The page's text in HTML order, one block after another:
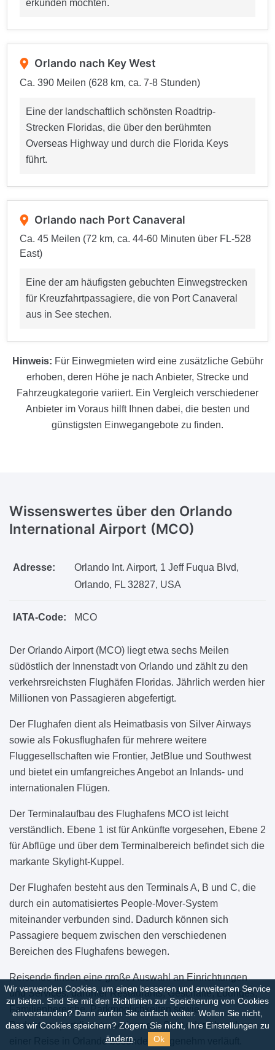
erkunden möchten.
Orlando nach Key West
Ca. 390 Meilen (628 km, ca. 7-8 Stunden)
Eine der landschaftlich schönsten Roadtrip-
Strecken Floridas, die über den berühmten
Overseas Highway und durch die Florida Keys
führt.
Orlando nach Port Canaveral
Ca. 45 Meilen (72 km, ca. 44-60 Minuten über FL-528
East)
Eine der am häufigsten gebuchten Einwegstrecken
für Kreuzfahrtpassagiere, die von Port Canaveral
aus in See stechen.
Hinweis: Für Einwegmieten wird eine zusätzliche Gebühr
erhoben, deren Höhe je nach Anbieter, Strecke und
Fahrzeugkategorie variiert. Ein Vergleich verschiedener
Anbieter im Voraus hilft Ihnen dabei, die besten und
günstigsten Einwegangebote zu finden.
Wissenswertes über den Orlando
International Airport (MCO)
Adresse:
Orlando Int. Airport, 1 Jeff Fuqua Blvd,
Orlando, FL 32827, USA
IATA-Code: MCO
Der Orlando Airport (MCO) liegt etwa sechs Meilen
südöstlich der Innenstadt von Orlando und zählt zu den
verkehrsreichsten Flughäfen Floridas. Jährlich werden hier
Millionen von Passagieren abgefertigt.
Der Flughafen dient als Heimatbasis von Silver Airways
sowie als Fokusflughafen für mehrere weitere
Fluggesellschaften wie Frontier, JetBlue und Southwest
und bietet ein umfangreiches Angebot an Inlands- und
internationalen Flügen.
Der Terminalaufbau des Flughafens MCO ist leicht
verständlich. Ebene 1 ist für Ankünfte vorgesehen, Ebene 2
für Abflüge und über dem Terminalbereich befindet sich die
markante Skylight-Kuppel.
Der Flughafen besteht aus den Terminals A, B und C, die
durch ein automatisiertes People-Mover-System
miteinander verbunden sind. Dadurch können sich
Passagiere bequem zwischen den verschiedenen
Bereichen des Flughafens bewegen.
Reisende finden eine große Auswahl an Einrichtungen
und Services, darunter Restaurants, Geschäfte, Lounges,
Familienbereiche, Parkmöglichkeiten sowie
Bodentransportdienste, sodass der Start oder Abschluss
einer Reise in Orlando besonders angenehm verläuft.
Wir verwenden Cookies, um einen besseren und erweiterten Service
zu bieten. Sind Sie mit den Richtlinien zur Speicherung von Cookies
einverstanden? Dann surfen Sie einfach weiter. Wollen Sie nicht,
dass wir Cookies speichern? Zögern Sie nicht, Ihre Einstellungen zu
ändern. Ok